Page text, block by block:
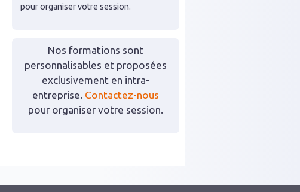
pour organiser votre session.
Nos formations sont
personnalisables et proposées
exclusivement en intra-
entreprise. Contactez-nous
pour organiser votre session.